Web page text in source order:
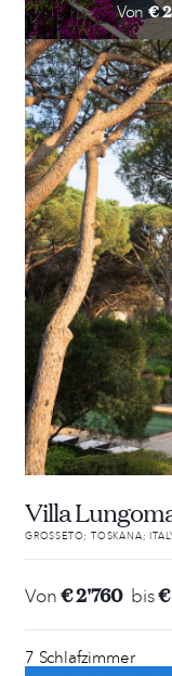
Von€
Villa
GROSSETO; TOSKANA;
Von€ 2'760 bis
7 Schlafzimmer